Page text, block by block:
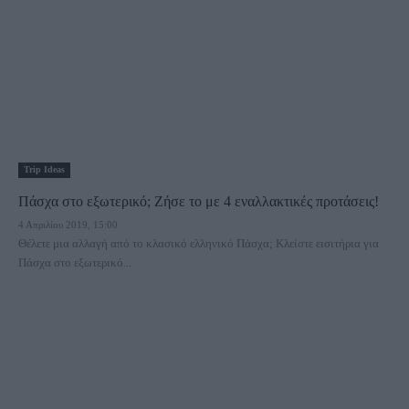
Trip Ideas
Πάσχα στο εξωτερικό; Ζήσε το με 4 εναλλακτικές προτάσεις!
4 Απριλίου 2019, 15:00
Θέλετε μια αλλαγή από το κλασικό ελληνικό Πάσχα; Κλείστε εισιτήρια για
Πάσχα στο εξωτερικό...